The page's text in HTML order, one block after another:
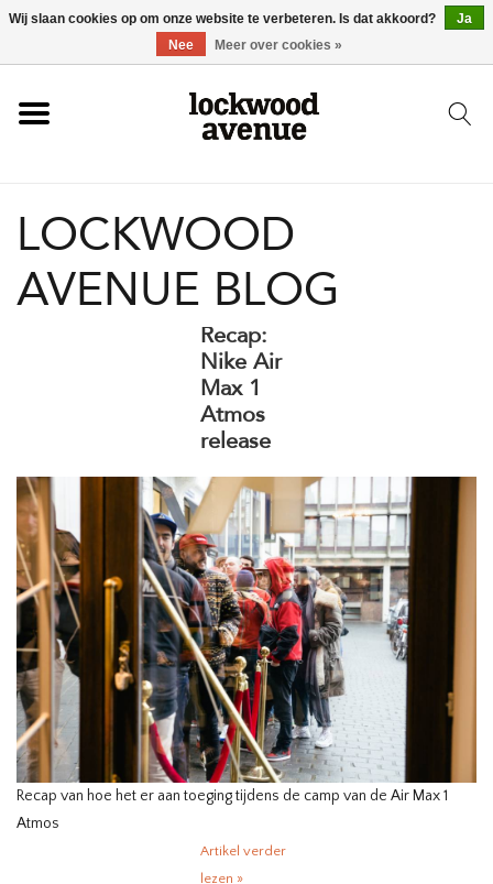
HOME
NIEUW
SCHOENEN
HOMEWARE
SALE
MERKEN
THE EDIT
LOCKWOOD
AVENUE BLOG
Recap:
Nike Air
Max 1
Atmos
release
Recap van hoe het er aan toeging tijdens de camp van de Air Max 1
Atmos
Artikel verder
lezen »
Wij slaan cookies op om onze website te verbeteren. Is dat akkoord?
Ja
Nee
Meer over cookies »